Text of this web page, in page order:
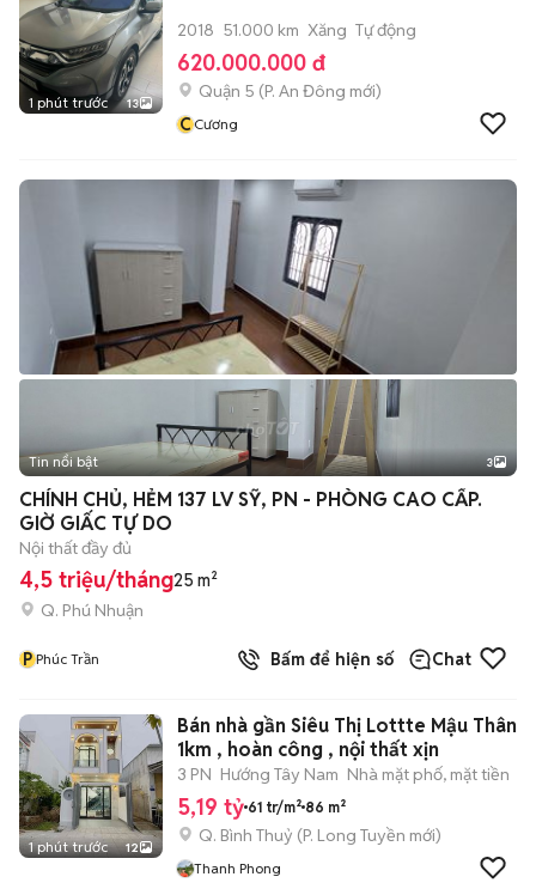
1 phút trước 13
2018 51.000 km Xăng Tự động
620.000.000 đ
Quận 5 (P. An Đông mới)
CCương
Tin nổi bật 3
CHÍNH CHỦ, HẺM 137 LV SỸ, PN - PHÒNG CAO CẤP.
GIỜ GIẤC TỰ DO
Nội thất đầy đủ
4,5 triệu/tháng25 m²
Q. Phú Nhuận
P Phúc Trần Bấm để hiện số Chat
1 phút trước 12
Bán nhà gần Siêu Thị Lottte Mậu Thân
1km , hoàn công , nội thất xịn
3 PN Hướng Tây Nam Nhà mặt phố, mặt tiền
5,19 tỷ 61 tr/m² 86 m²
Q. Bình Thuỷ (P. Long Tuyền mới)
Thanh Phong